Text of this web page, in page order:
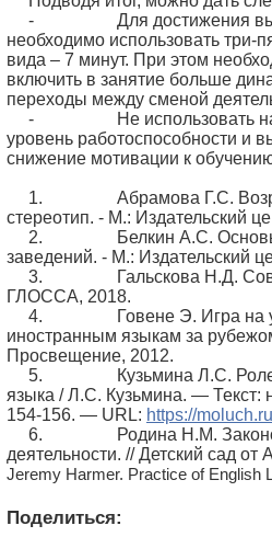
- Для достижения
необходимо использовать три-
вида – 7 минут. При этом
включить в занятие больше
переходы между сменой
- Не использовать на
уровень работоспособности и
снижение мотивации к
1. Абрамова Г.С.
стереотип. - М.: Издательский
2. Белкин А.С. Основы
заведений. - М.: Издательский
3. Гальскова Н.Д.
ГЛОССА, 2018.
4. Говене Э. Игра на
иностранным языкам за
Просвещение, 2012.
5. Кузьмина Л.С. Ролевые
языка / Л.С. Кузьмина. —
154-156. — URL: https://
6. Родина Н.М.
деятельности. // Детский сад
Jeremy Harmer. Practice of English
Поделиться: